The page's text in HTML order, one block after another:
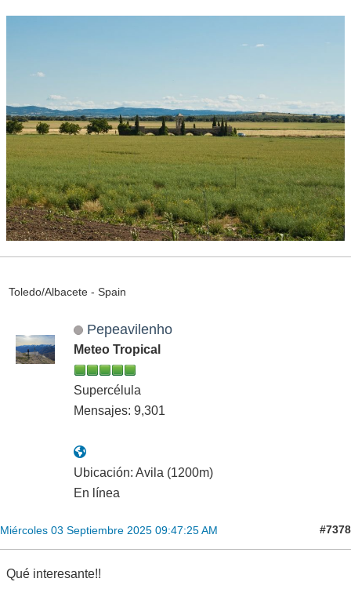
Toledo/Albacete - Spain
Pepeavilenho
Meteo Tropical
Supercélula
Mensajes: 9,301
Ubicación: Avila (1200m)
En línea
Miércoles 03 Septiembre 2025 09:47:25 AM #7378
Qué interesante!!